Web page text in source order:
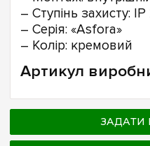
– Ступінь захисту:
– Серія: «Asfora»
– Колір: кремовий
Артикул
ЗАДАТИ